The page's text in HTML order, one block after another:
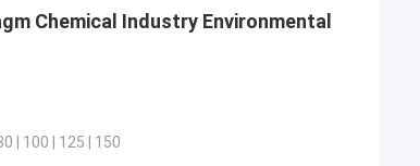
| 100 | 125 | 150